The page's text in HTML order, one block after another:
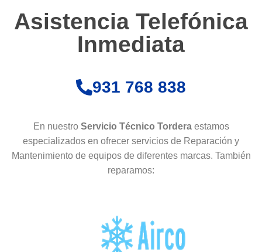
Asistencia Telefónica
Inmediata
931 768 838
En nuestro Servicio Técnico Tordera estamos
especializados en ofrecer servicios de Reparación y
Mantenimiento de equipos de diferentes marcas. También
reparamos: